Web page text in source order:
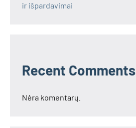
ir išpardavimai
Recent Comments
Nėra komentarų.